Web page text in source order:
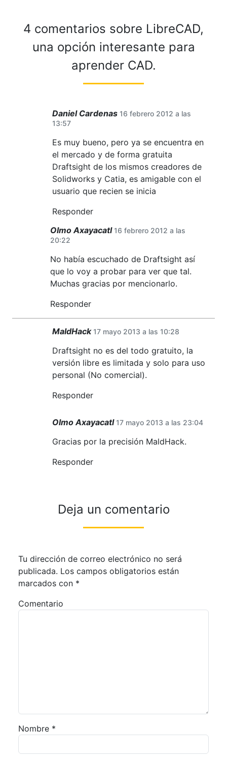
4 comentarios sobre LibreCAD,
una opción interesante para
aprender CAD.
Daniel Cardenas 16 febrero 2012 a las
13:57
Es muy bueno, pero ya se encuentra en
el mercado y de forma gratuita
Draftsight de los mismos creadores de
Solidworks y Catia, es amigable con el
usuario que recien se inicia
Responder
Olmo Axayacatl 16 febrero 2012 a las
20:22
No había escuchado de Draftsight así
que lo voy a probar para ver que tal.
Muchas gracias por mencionarlo.
Responder
MaldHack 17 mayo 2013 a las 10:28
Draftsight no es del todo gratuito, la
versión libre es limitada y solo para uso
personal (No comercial).
Responder
Olmo Axayacatl 17 mayo 2013 a las 23:04
Gracias por la precisión MaldHack.
Responder
Deja un comentario
Tu dirección de correo electrónico no será
publicada. Los campos obligatorios están
marcados con *
Comentario
Nombre *